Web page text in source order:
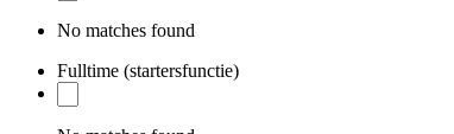
No matches found
Fulltime (startersfunctie)